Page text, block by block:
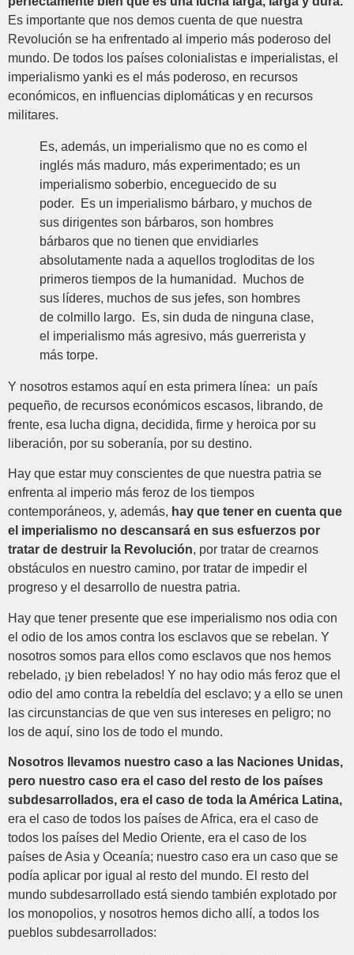
Es importante que nos demos cuenta de que nuestra
Revolución se ha enfrentado al imperio más poderoso del
mundo. De todos los países colonialistas e imperialistas, el
imperialismo yanki es el más poderoso, en recursos
económicos, en influencias diplomáticas y en recursos
militares.
Es, además, un imperialismo que no es como el
inglés más maduro, más experimentado; es un
imperialismo soberbio, enceguecido de su
poder. Es un imperialismo bárbaro, y muchos de
sus dirigentes son bárbaros, son hombres
bárbaros que no tienen que envidiarles
absolutamente nada a aquellos trogloditas de los
primeros tiempos de la humanidad. Muchos de
sus líderes, muchos de sus jefes, son hombres
de colmillo largo. Es, sin duda de ninguna clase,
el imperialismo más agresivo, más guerrerista y
más torpe.
Y nosotros estamos aquí en esta primera línea: un país
pequeño, de recursos económicos escasos, librando, de
frente, esa lucha digna, decidida, firme y heroica por su
liberación, por su soberanía, por su destino.
Hay que estar muy conscientes de que nuestra patria se
enfrenta al imperio más feroz de los tiempos
contemporáneos, y, además, hay que tener en cuenta que
el imperialismo no descansará en sus esfuerzos por
tratar de destruir la Revolución, por tratar de crearnos
obstáculos en nuestro camino, por tratar de impedir el
progreso y el desarrollo de nuestra patria.
Hay que tener presente que ese imperialismo nos odia con
el odio de los amos contra los esclavos que se rebelan. Y
nosotros somos para ellos como esclavos que nos hemos
rebelado, ¡y bien rebelados! Y no hay odio más feroz que el
odio del amo contra la rebeldía del esclavo; y a ello se unen
las circunstancias de que ven sus intereses en peligro; no
los de aquí, sino los de todo el mundo.
Nosotros llevamos nuestro caso a las Naciones Unidas,
pero nuestro caso era el caso del resto de los países
subdesarrollados, era el caso de toda la América Latina,
era el caso de todos los países de Africa, era el caso de
todos los países del Medio Oriente, era el caso de los
países de Asia y Oceanía; nuestro caso era un caso que se
podía aplicar por igual al resto del mundo. El resto del
mundo subdesarrollado está siendo también explotado por
los monopolios, y nosotros hemos dicho allí, a todos los
pueblos subdesarrollados: